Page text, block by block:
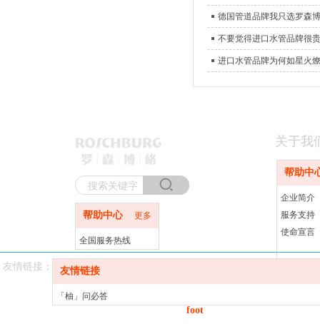
德国管道品牌我只选罗森
不要觉得进口水管品牌很
进口水管品牌为何如星火
帮助中
企业简介
服务支持
使命宣言
foot
帮助中心 更多
全国服务热线
400-820-2187
友情链接
「柚」问必答
关于我
友情链接：